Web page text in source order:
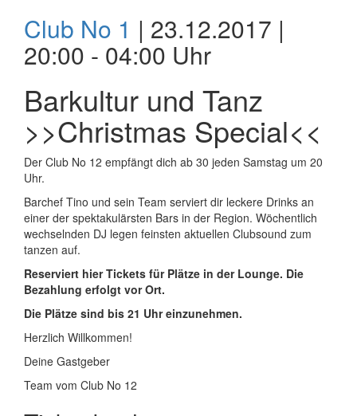
Club No 1 | 23.12.2017 |
20:00 - 04:00 Uhr
Barkultur und Tanz
>>Christmas Special<<
Der Club No 12 empfängt dich ab 30 jeden Samstag um 20
Uhr.
Barchef Tino und sein Team serviert dir leckere Drinks an
einer der spektakulärsten Bars in der Region. Wöchentlich
wechselnden DJ legen feinsten aktuellen Clubsound zum
tanzen auf.
Reserviert hier Tickets für Plätze in der Lounge. Die
Bezahlung erfolgt vor Ort.
Die Plätze sind bis 21 Uhr einzunehmen.
Herzlich Willkommen!
Deine Gastgeber
Team vom Club No 12